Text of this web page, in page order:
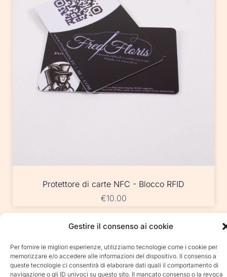
Gestire il consenso ai cookie
Per fornire le migliori esperienze, utilizziamo tecnologie come i cookie per
memorizzare e/o accedere alle informazioni del dispositivo. Il consenso a
queste tecnologie ci consentirà di elaborare dati quali il comportamento di
navigazione o gli ID univoci su questo sito. Il mancato consenso o la revoca
Protettore di carte NFC - Blocco RFID
€10.00